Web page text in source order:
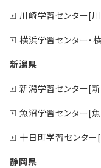
川崎学習センター[
横浜学習センター・
新潟県
新潟学習センター[
魚沼学習センター[
十日町学習センタ
静岡県